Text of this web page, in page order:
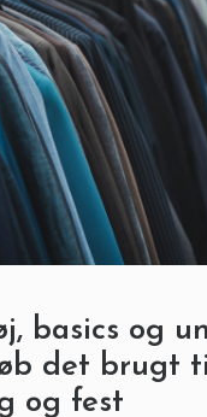
basics og
det brugt
og fest